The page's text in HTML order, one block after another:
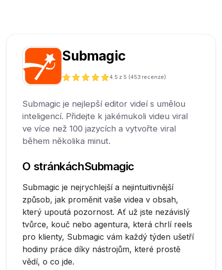
Submagic
4.5 z 5 (453 recenze)
Submagic je nejlepší editor videí s umělou
inteligencí. Přidejte k jakémukoli videu viral
ve více než 100 jazycích a vytvořte viral
během několika minut.
O stránkáchSubmagic
Submagic je nejrychlejší a nejintuitivnější
způsob, jak proměnit vaše videa v obsah,
který upoutá pozornost. Ať už jste nezávislý
tvůrce, kouč nebo agentura, která chrlí reels
pro klienty, Submagic vám každý týden ušetří
hodiny práce díky nástrojům, které prostě
vědí, o co jde.